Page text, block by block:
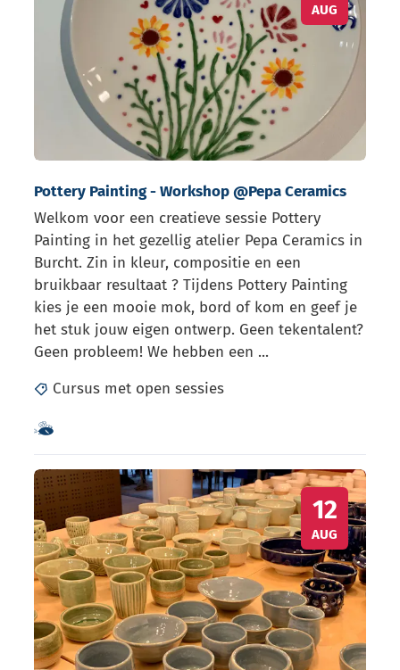
AUG
Pottery Painting - Workshop @Pepa Ceramics
Welkom voor een creatieve sessie Pottery
Painting in het gezellig atelier Pepa Ceramics in
Burcht. Zin in kleur, compositie en een
bruikbaar resultaat ? Tijdens Pottery Painting
kies je een mooie mok, bord of kom en geef je
het stuk jouw eigen ontwerp. Geen tekentalent?
Geen probleem! We hebben een ...
Cursus met open sessies
WO
12
AUG
Workshop initiatie pottenbakken: eerste stappen